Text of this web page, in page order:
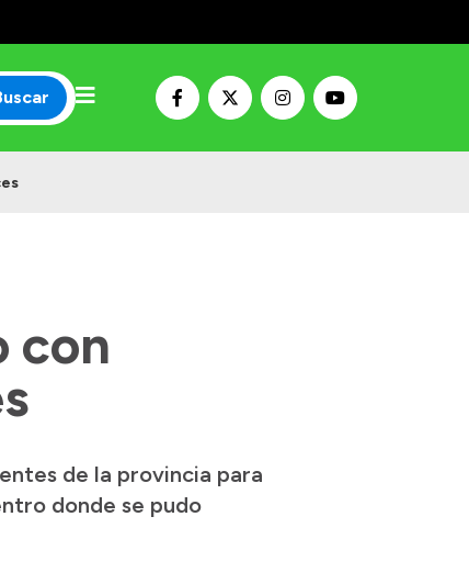
con
de la provincia para
donde se pudo